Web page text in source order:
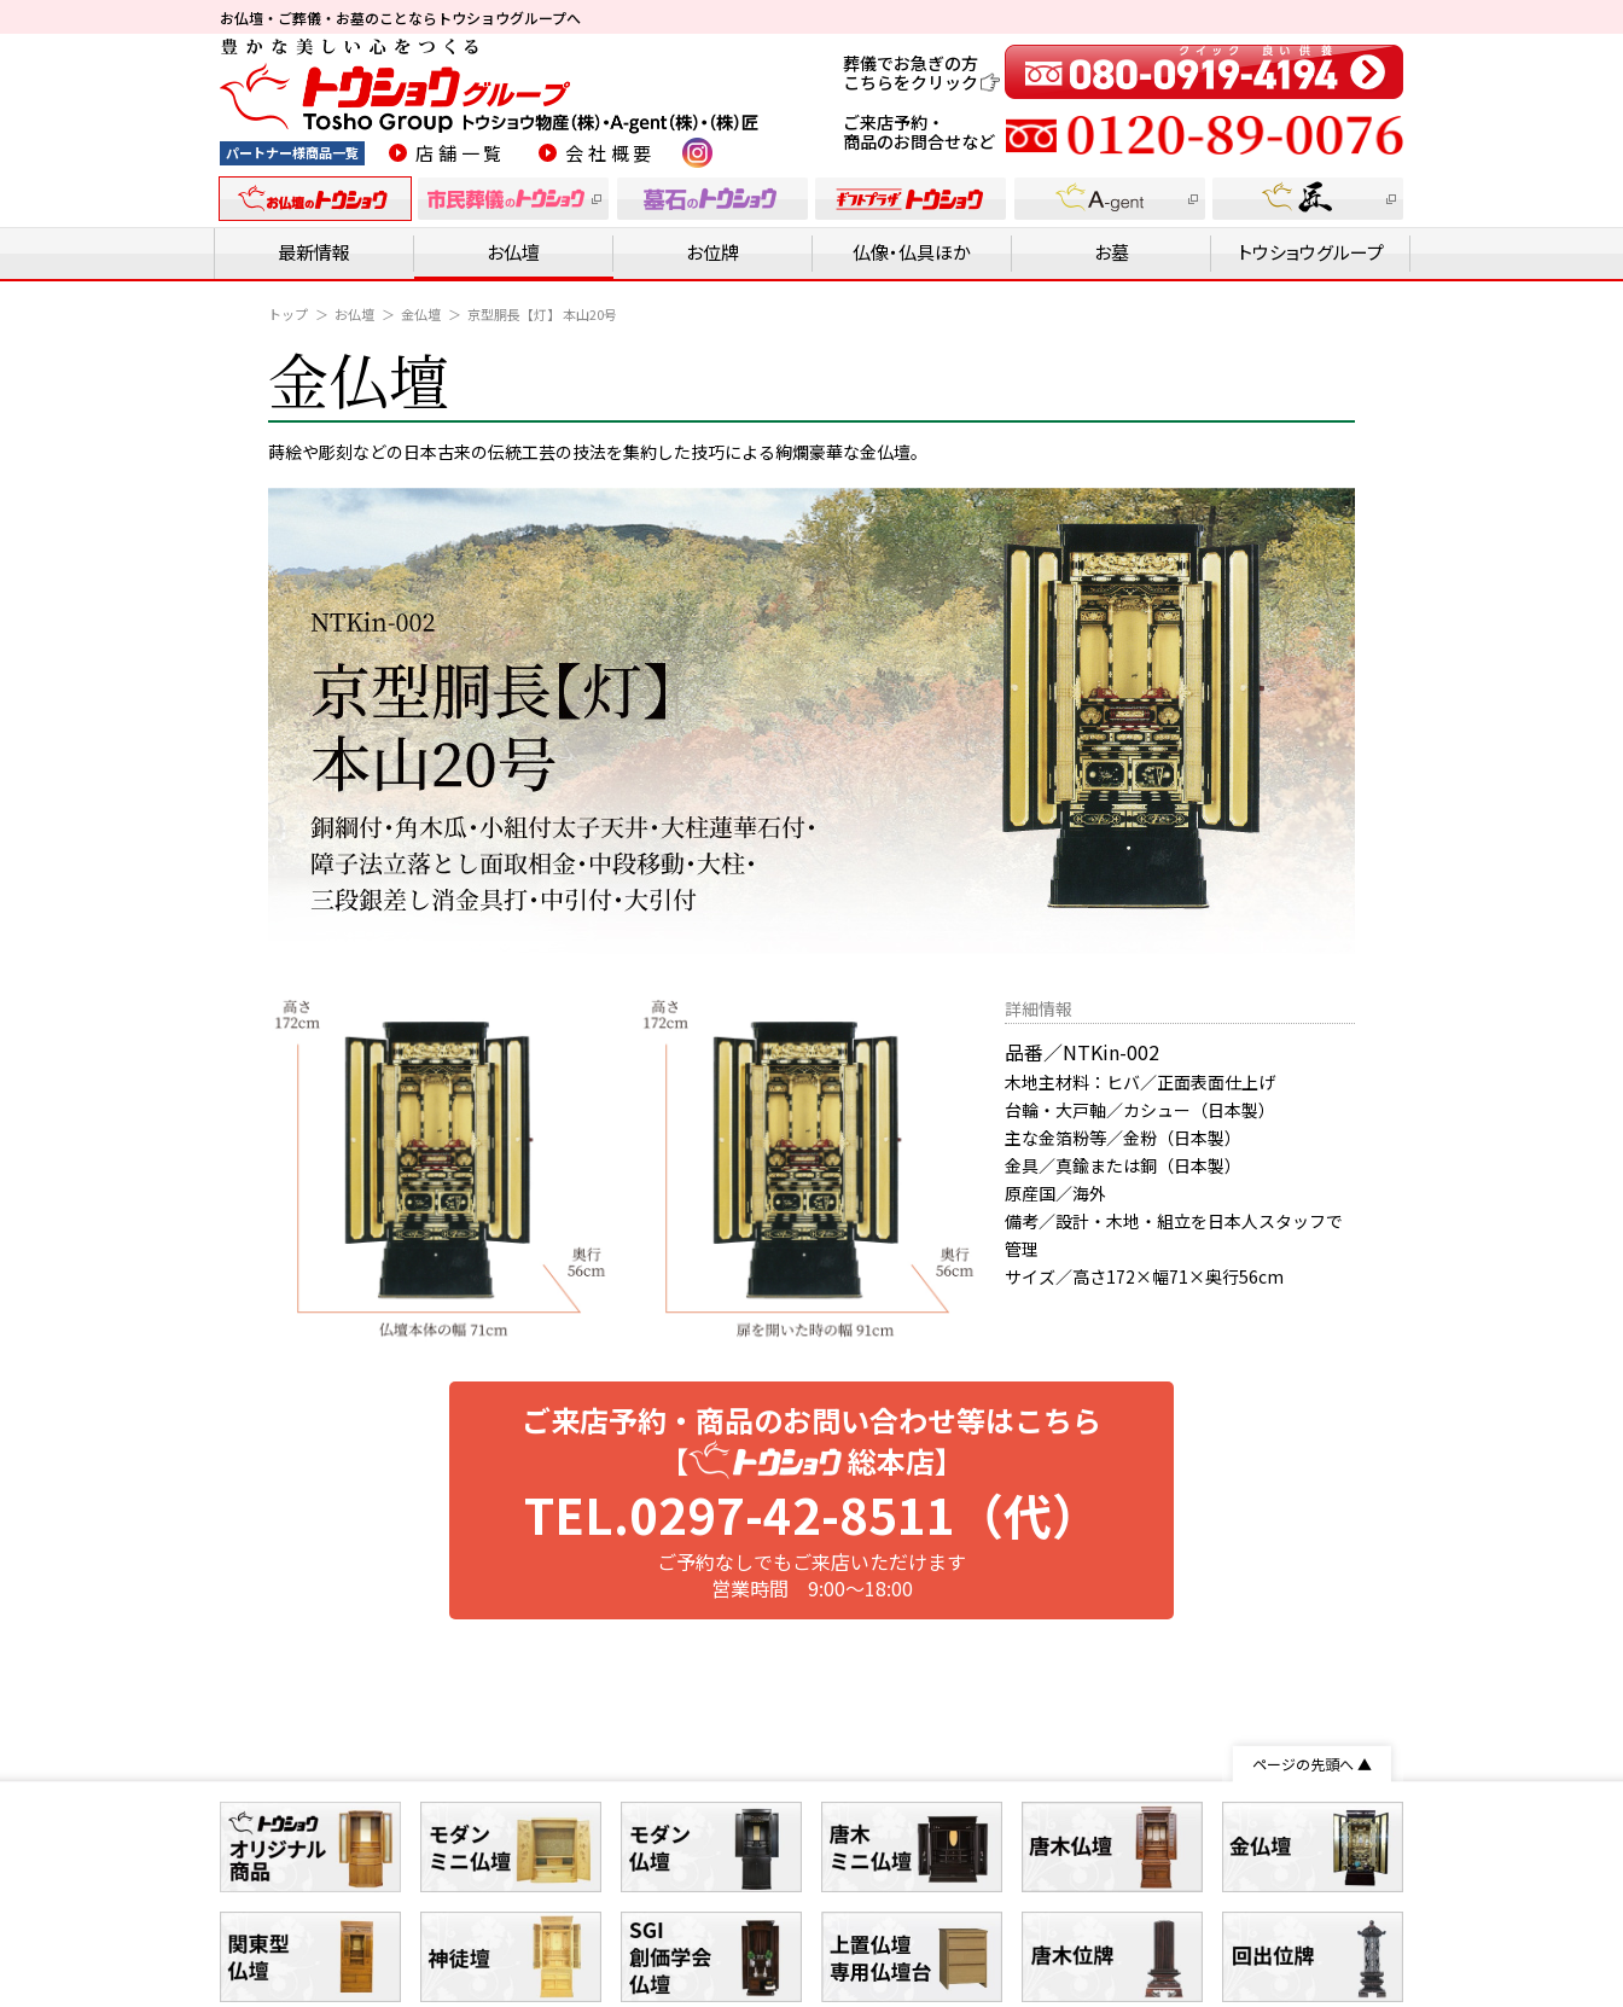
お仏壇・ご葬儀・お墓のことなら トウショウグループへ
パートナー様商品一覧 店舗一覧 会社概要
葬儀でお急ぎの方
こちらをクリック
ご来店予約・
商品のお問合せなど
最新情報 お仏壇 お位牌 仏像・仏具ほか お墓 トウショウグループ
トップ お仏壇 金仏壇 京型胴長【灯】 本山20号
金仏壇
蒔絵や彫刻などの日本古来の伝統工芸の技法を集約した技巧による絢爛豪華な金仏壇。
詳細情報
品番／NTKin-002
木地主材料：ヒバ／正面表面仕上げ
台輪・大戸軸／カシュー（日本製）
主な金箔粉等／金粉（日本製）
金具／真鍮または銅（日本製）
原産国／海外
備考／設計・木地・組立を日本人スタッフで
管理
サイズ／高さ172×幅71×奥行56cm
ご来店予約・商品のお問い合わせ等はこちら
【
総本店】
TEL.0297-42-8511（代）
ご予約なしでもご来店いただけます
営業時間 9:00～18:00
ページの先頭へ ▲